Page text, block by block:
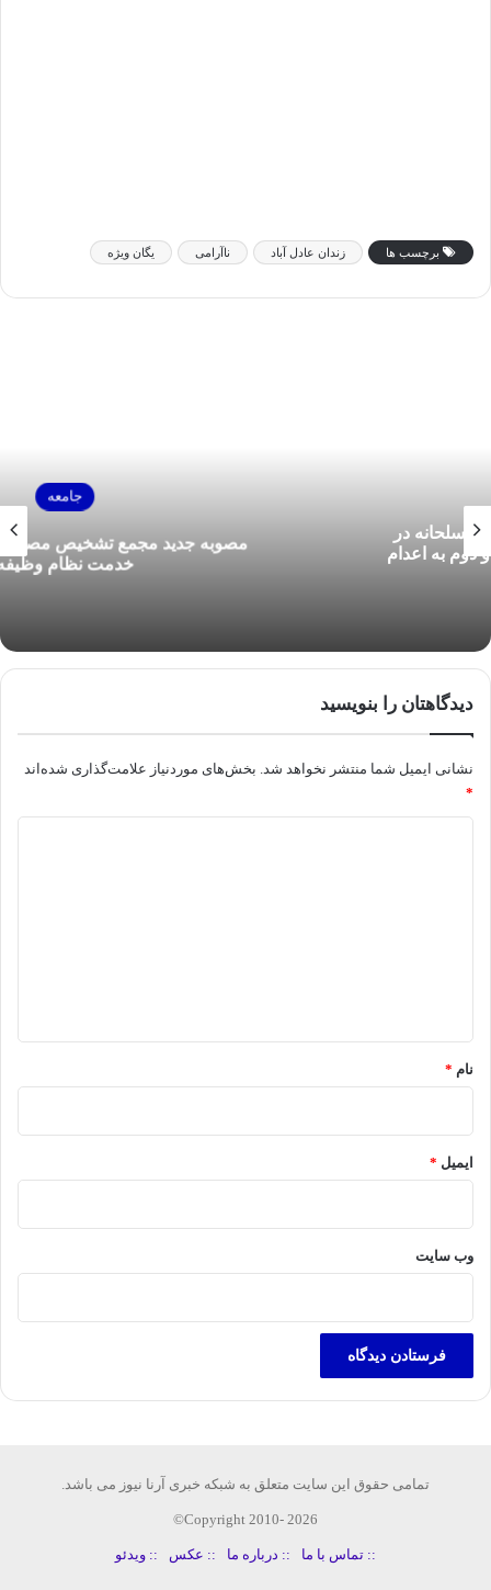
برچسب ها زندان عادل آباد ناآرامی یگان ویژه
مصوبه جدید مجمع تشخیص مصلحت درباره معافیت
دیدگاهتان را بنویسید
نشانی ایمیل شما منتشر نخواهد شد. بخش‌های موردنیاز علامت‌گذاری شده‌اند
*
نام *
ایمیل *
وب‌ سایت
تمامی حقوق این سایت متعلق به شبکه خبری آرنا نیوز می باشد.
Copyright 2010- 2026©
:: تماس با ما :: درباره ما :: عکس :: ویدئو